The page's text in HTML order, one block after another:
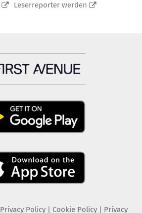
Leserreporter werden
Privacy Policy| Cookie Policy| Privacy